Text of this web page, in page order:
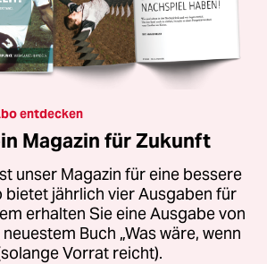
entdecken
Magazin für Zukunft
unser Magazin für eine bessere
bietet jährlich vier Ausgaben für
erhalten Sie eine Ausgabe von
Buch „Was wäre, wenn
Vorrat reicht).